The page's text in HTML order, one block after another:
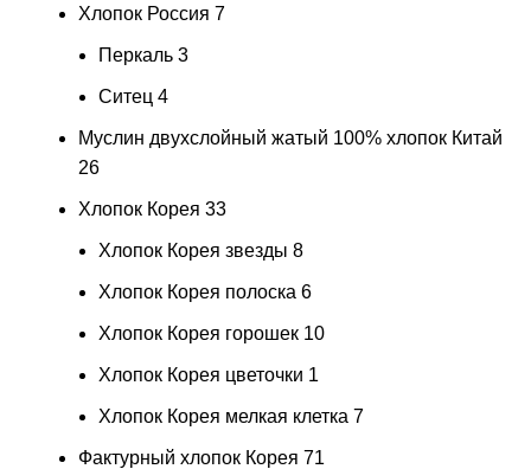
Хлопок Россия 7
Перкаль 3
Ситец 4
Муслин двухслойный жатый 100% хлопок Китай
26
Хлопок Корея 33
Хлопок Корея звезды 8
Хлопок Корея полоска 6
Хлопок Корея горошек 10
Хлопок Корея цветочки 1
Хлопок Корея мелкая клетка 7
Фактурный хлопок Корея 71